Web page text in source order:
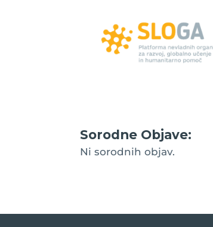
Sorodne Objave:
Ni sorodnih objav.